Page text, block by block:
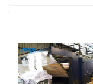
Kontakte